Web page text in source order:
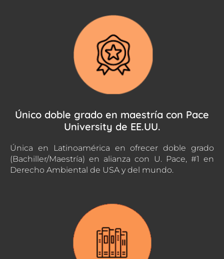
Único doble grado en maestría con Pace
University de EE.UU.
Única en Latinoamérica en ofrecer doble grado
(Bachiller/Maestría) en alianza con U. Pace, #1 en
Derecho Ambiental de USA y del mundo.